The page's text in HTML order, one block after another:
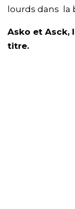
lourds dans la
Asko et Asck,
titre.